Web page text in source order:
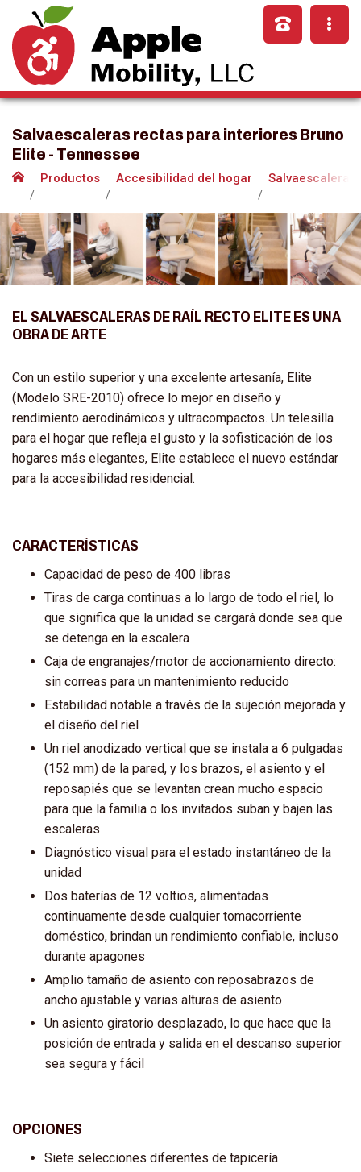
Salvaescaleras rectas para interiores Bruno
Elite - Tennessee
Productos Accesibilidad del hogar Salvaescaleras
EL SALVAESCALERAS DE RAÍL RECTO ELITE ES UNA
OBRA DE ARTE
Con un estilo superior y una excelente artesanía, Elite
(Modelo SRE-2010) ofrece lo mejor en diseño y
rendimiento aerodinámicos y ultracompactos. Un telesilla
para el hogar que refleja el gusto y la sofisticación de los
hogares más elegantes, Elite establece el nuevo estándar
para la accesibilidad residencial.
CARACTERÍSTICAS
Capacidad de peso de 400 libras
Tiras de carga continuas a lo largo de todo el riel, lo
que significa que la unidad se cargará donde sea que
se detenga en la escalera
Caja de engranajes/motor de accionamiento directo:
sin correas para un mantenimiento reducido
Estabilidad notable a través de la sujeción mejorada y
el diseño del riel
Un riel anodizado vertical que se instala a 6 pulgadas
(152 mm) de la pared, y los brazos, el asiento y el
reposapiés que se levantan crean mucho espacio
para que la familia o los invitados suban y bajen las
escaleras
Diagnóstico visual para el estado instantáneo de la
unidad
Dos baterías de 12 voltios, alimentadas
continuamente desde cualquier tomacorriente
doméstico, brindan un rendimiento confiable, incluso
durante apagones
Amplio tamaño de asiento con reposabrazos de
ancho ajustable y varias alturas de asiento
Un asiento giratorio desplazado, lo que hace que la
posición de entrada y salida en el descanso superior
sea segura y fácil
OPCIONES
Siete selecciones diferentes de tapicería